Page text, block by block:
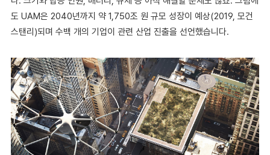
도 UAM은 2040년까지 약 1,750조 원 규모 성장이 예상(2019, 모건
스탠리)되며 수백 개의 기업이 관련 산업 진출을 선언했습니다.